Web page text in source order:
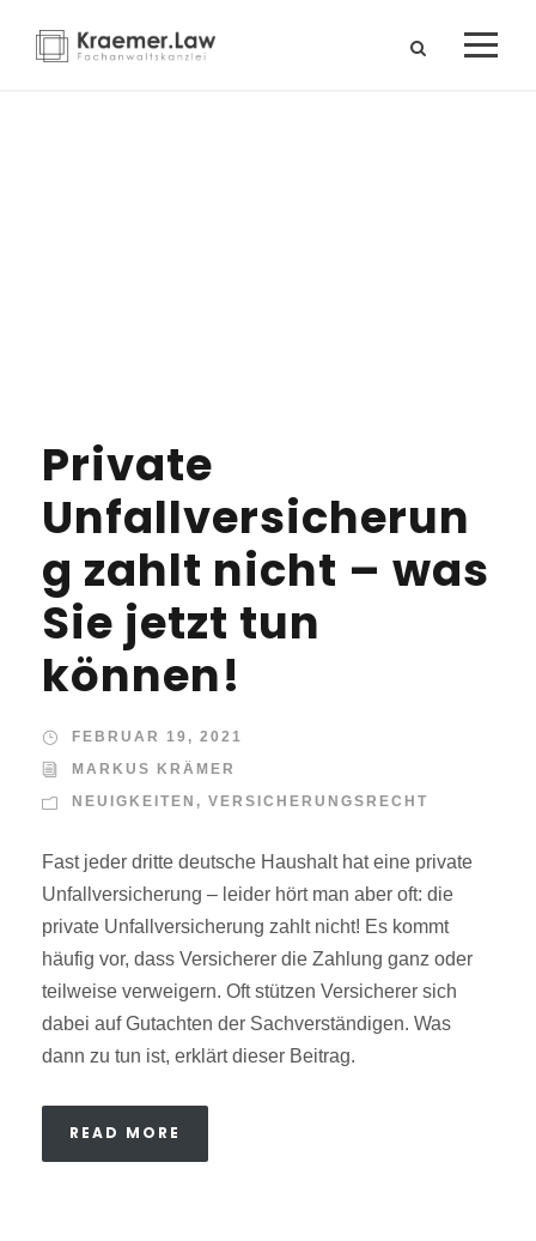
Private
Unfallversicherun
g zahlt nicht – was
Sie jetzt tun
können!
FEBRUAR 19, 2021
MARKUS KRÄMER
NEUIGKEITEN , VERSICHERUNGSRECHT
Fast jeder dritte deutsche Haushalt hat eine private
Unfallversicherung – leider hört man aber oft: die
private Unfallversicherung zahlt nicht! Es kommt
häufig vor, dass Versicherer die Zahlung ganz oder
teilweise verweigern. Oft stützen Versicherer sich
dabei auf Gutachten der Sachverständigen. Was
dann zu tun ist, erklärt dieser Beitrag.
READ MORE